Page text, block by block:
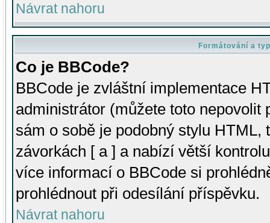
Návrat nahoru
Formátování a
Co je BBCode?
BBCode je zvláštní implementace
administrátor (můžete toto
sám o sobě je podobný stylu HTML,
závorkách [ a ] a nabízí větší
více informací o BBCode si
prohlédnout při odesílání příspěvku.
Návrat nahoru